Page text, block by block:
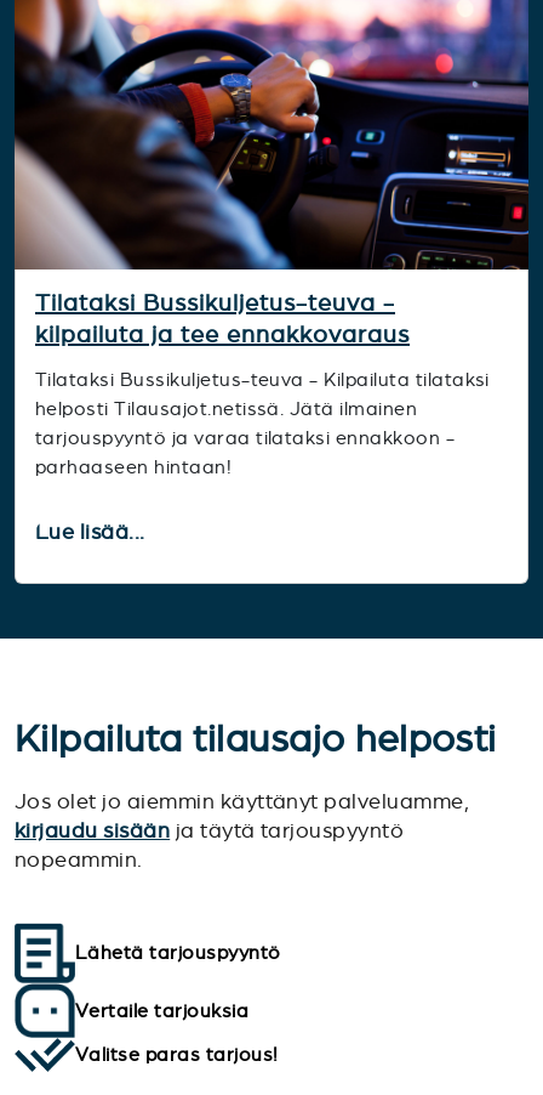
Tilataksi Bussikuljetus-teuva -
kilpailuta ja tee ennakkovaraus
Tilataksi Bussikuljetus-teuva - Kilpailuta tilataksi
helposti Tilausajot.netissä. Jätä ilmainen
tarjouspyyntö ja varaa tilataksi ennakkoon -
parhaaseen hintaan!
Lue lisää...
Kilpailuta tilausajo helposti
Jos olet jo aiemmin käyttänyt palveluamme,
kirjaudu sisään ja täytä tarjouspyyntö
nopeammin.
Lähetä tarjouspyyntö
Vertaile tarjouksia
Valitse paras tarjous!